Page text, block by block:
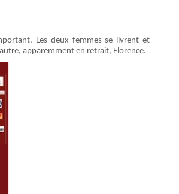
Les deux femmes se livrent et
apparemment en retrait, Florence.